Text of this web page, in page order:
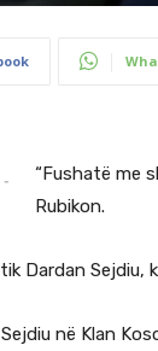
-
“Fushatë me
Rubikon.
Dardan Sejdiu,
në Klan